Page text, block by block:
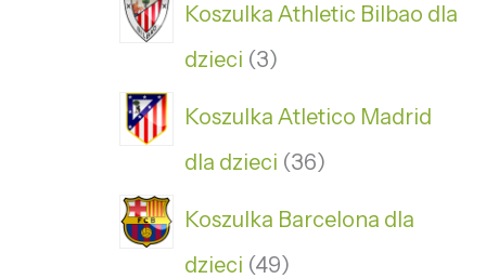
Koszulka Athletic Bilbao dla
dzieci 3
Koszulka Atletico Madrid
dla dzieci 36
Koszulka Barcelona dla
dzieci 49